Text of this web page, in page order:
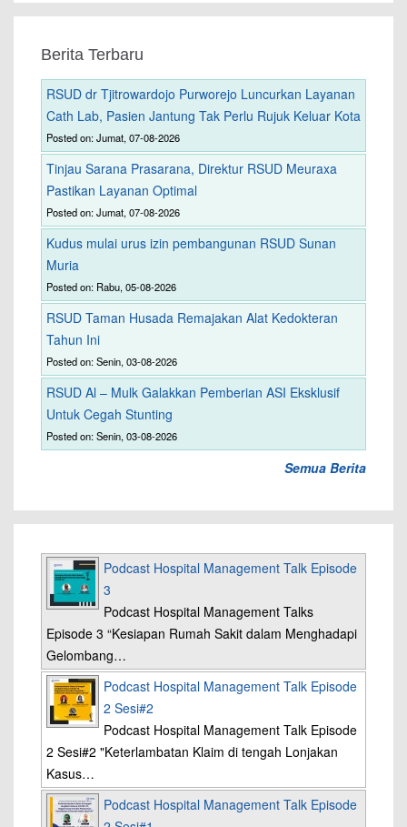
Berita Terbaru
RSUD dr Tjitrowardojo Purworejo Luncurkan Layanan
Cath Lab, Pasien Jantung Tak Perlu Rujuk Keluar Kota
Posted on: Jumat, 07-08-2026
Tinjau Sarana Prasarana, Direktur RSUD Meuraxa
Pastikan Layanan Optimal
Posted on: Jumat, 07-08-2026
Kudus mulai urus izin pembangunan RSUD Sunan
Muria
Posted on: Rabu, 05-08-2026
RSUD Taman Husada Remajakan Alat Kedokteran
Tahun Ini
Posted on: Senin, 03-08-2026
RSUD Al – Mulk Galakkan Pemberian ASI Eksklusif
Untuk Cegah Stunting
Posted on: Senin, 03-08-2026
Semua Berita
Podcast Hospital Management Talk Episode
3
Podcast Hospital Management Talks
Episode 3 “Kesiapan Rumah Sakit dalam Menghadapi
Gelombang…
Podcast Hospital Management Talk Episode
2 Sesi#2
Podcast Hospital Management Talk Episode
2 Sesi#2 "Keterlambatan Klaim di tengah Lonjakan
Kasus…
Podcast Hospital Management Talk Episode